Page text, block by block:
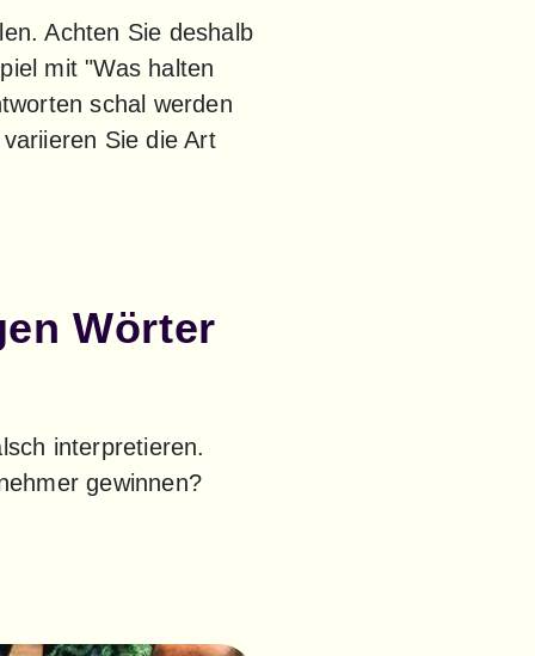
Achten Sie deshalb
mit "Was halten
schal werden
Sie die Art
Wörter
interpretieren.
gewinnen?